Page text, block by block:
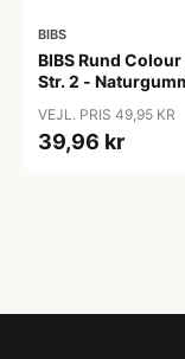
BIBS
BIBS Rund Colour
Str. 2 -
Pink/Coral
VEJL. PRIS 49,95 KR
39,96 kr